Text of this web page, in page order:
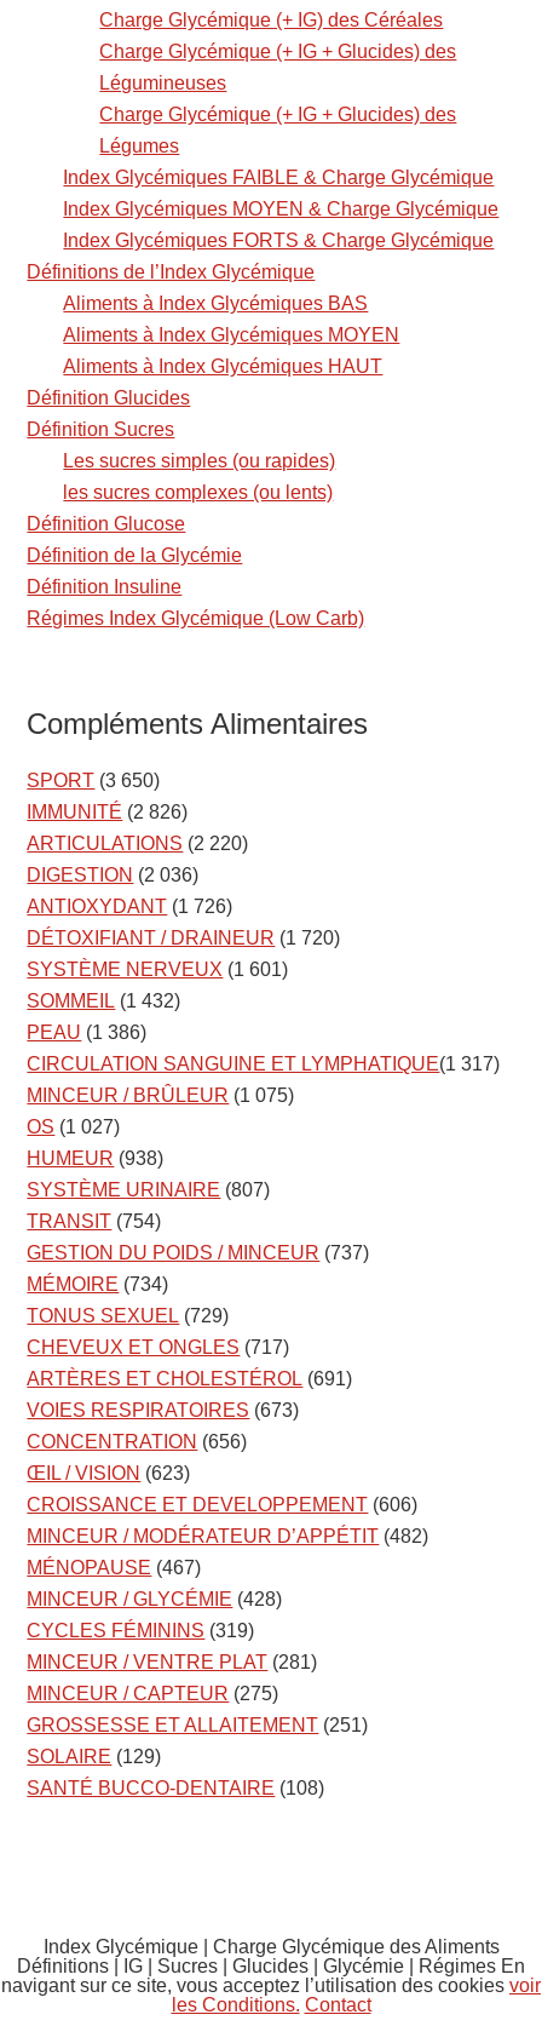
Charge Glycémique (+ IG) des Céréales
Charge Glycémique (+ IG + Glucides) des
Légumineuses
Charge Glycémique (+ IG + Glucides) des
Légumes
Index Glycémiques FAIBLE & Charge Glycémique
Index Glycémiques MOYEN & Charge Glycémique
Index Glycémiques FORTS & Charge Glycémique
Définitions de l’Index Glycémique
Aliments à Index Glycémiques BAS
Aliments à Index Glycémiques MOYEN
Aliments à Index Glycémiques HAUT
Définition Glucides
Définition Sucres
Les sucres simples (ou rapides)
les sucres complexes (ou lents)
Définition Glucose
Définition de la Glycémie
Définition Insuline
Régimes Index Glycémique (Low Carb)
Compléments Alimentaires
SPORT (3 650)
IMMUNITÉ (2 826)
ARTICULATIONS (2 220)
DIGESTION (2 036)
ANTIOXYDANT (1 726)
DÉTOXIFIANT / DRAINEUR (1 720)
SYSTÈME NERVEUX (1 601)
SOMMEIL (1 432)
PEAU (1 386)
CIRCULATION SANGUINE ET LYMPHATIQUE(1 317)
MINCEUR / BRÛLEUR (1 075)
OS (1 027)
HUMEUR (938)
SYSTÈME URINAIRE (807)
TRANSIT (754)
GESTION DU POIDS / MINCEUR (737)
MÉMOIRE (734)
TONUS SEXUEL (729)
CHEVEUX ET ONGLES (717)
ARTÈRES ET CHOLESTÉROL (691)
VOIES RESPIRATOIRES (673)
CONCENTRATION (656)
ŒIL / VISION (623)
CROISSANCE ET DEVELOPPEMENT (606)
MINCEUR / MODÉRATEUR D’APPÉTIT (482)
MÉNOPAUSE (467)
MINCEUR / GLYCÉMIE (428)
CYCLES FÉMININS (319)
MINCEUR / VENTRE PLAT (281)
MINCEUR / CAPTEUR (275)
GROSSESSE ET ALLAITEMENT (251)
SOLAIRE (129)
SANTÉ BUCCO-DENTAIRE (108)
Index Glycémique | Charge Glycémique des Aliments
Définitions | IG | Sucres | Glucides | Glycémie | Régimes En
navigant sur ce site, vous acceptez l’utilisation des cookies voir
les Conditions. Contact